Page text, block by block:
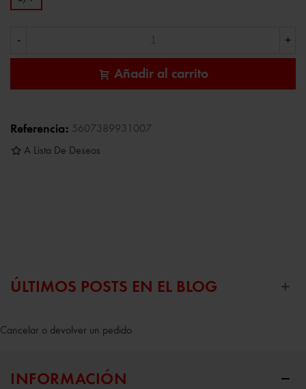
- +
Añadir al carrito
Referencia: 5607389931007
A Lista De Deseos
ÚLTIMOS POSTS EN EL BLOG
Cancelar o devolver un pedido
INFORMACIÓN